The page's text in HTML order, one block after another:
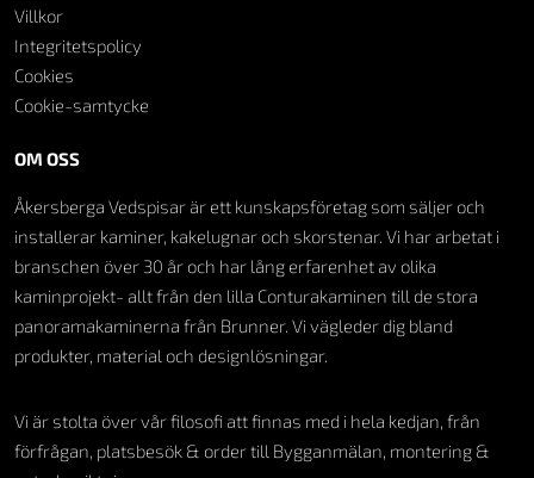
OM OSS
Åkersberga Vedspisar är ett kunskapsföretag som säljer och
installerar kaminer, kakelugnar och skorstenar. Vi har arbetat i
branschen över 30 år och har lång erfarenhet av olika
kaminprojekt- allt från den lilla Conturakaminen till de stora
panoramakaminerna från Brunner. Vi vägleder dig bland
produkter, material och designlösningar.
Vi är stolta över vår filosofi att finnas med i hela kedjan, från
förfrågan, platsbesök & order till Bygganmälan, montering &
Villkor
Integritetspolicy
Cookies
Cookie-samtycke